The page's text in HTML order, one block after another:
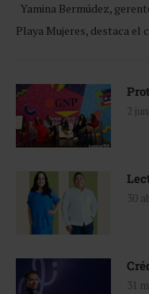
Yamina Bermúdez,
Playa Mujeres, destaca
2
30
31